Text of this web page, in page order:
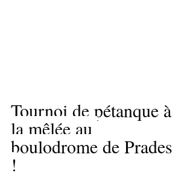
Tournoi de pétanque à
la mêlée au
boulodrome de Prades
!